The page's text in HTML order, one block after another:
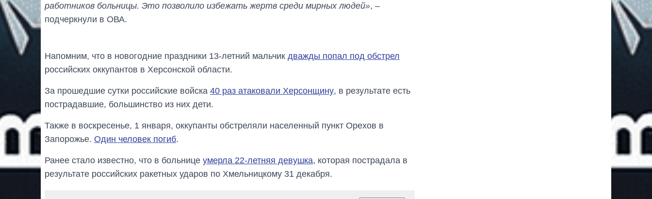
работников больницы. Это позволило избежать жертв среди мирных людей», –
подчеркнули в ОВА.
Напомним, что в новогодние праздники 13-летний мальчик дважды попал под обстрел
российских оккупантов в Херсонской области.
За прошедшие сутки российские войска 40 раз атаковали Херсонщину, в результате есть
пострадавшие, большинство из них дети.
Также в воскресенье, 1 января, оккупанты обстреляли населенный пункт Орехов в
Запорожье. Один человек погиб.
Ранее стало известно, что в больнице умерла 22-летняя девушка, которая пострадала в
результате российских ракетных ударов по Хмельницкому 31 декабря.